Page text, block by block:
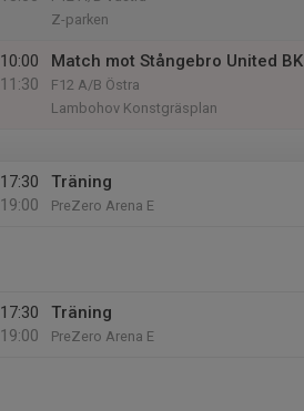
Z-parken
10:00
11:30
Match mot Stångebro United BK
F12 A/B Östra
Lambohov Konstgräsplan
17:30
19:00
Träning
PreZero Arena E
17:30
19:00
Träning
PreZero Arena E